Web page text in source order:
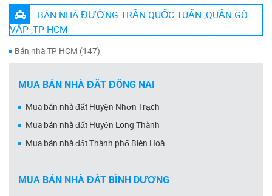
BÁN NHÀ ĐƯỜNG TRẦN QUỐC TUẤN ,QUẬN GÒ
VẤP ,TP HCM
Bán nhà TP HCM (147)
MUA BÁN NHÀ ĐẤT ĐỒNG NAI
Mua bán nhà đất Huyện Nhơn Trạch
Mua bán nhà đất Huyện Long Thành
Mua bán nhà đất Thành phố Biên Hoà
MUA BÁN NHÀ ĐẤT BÌNH DƯƠNG